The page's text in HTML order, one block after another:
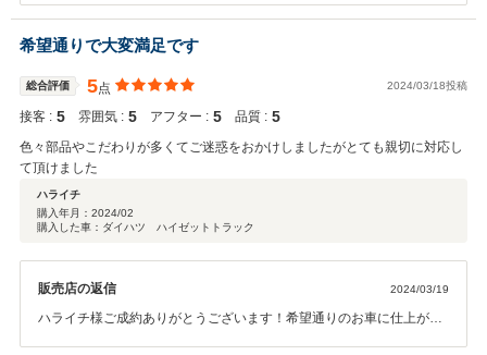
近くに遊びにいらした際はお気軽にご来店下さい(^^♪
希望通りで大変満足です
総合評価 5点 2024/03/18投稿
接客 : 5 雰囲気 : 5 アフター : 5 品質 : 5
色々部品やこだわりが多くてご迷惑をおかけしましたがとても親切に対応し
て頂けました
ハライチ
購入年月： 2024/02
購入した車：ダイハツ ハイゼットトラック
販売店の返信 2024/03/19
ハライチ様ご成約ありがとうございます！希望通りのお車に仕上がり